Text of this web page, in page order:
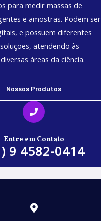
para medir massas de
e amostras. Podem ser
e possuem diferentes
atendendo às
áreas da ciência.
Nossos Produtos
Entre em Contato
9 4582-0414